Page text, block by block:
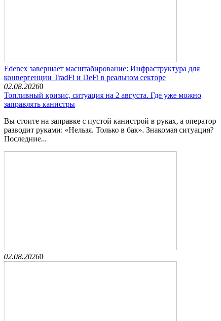
Edenex завершает масштабирование: Инфраструктура для
конвергенции TradFi и DeFi в реальном секторе
02.08.20260
Топливный кризис, ситуация на 2 августа. Где уже можно
заправлять канистры
Вы стоите на заправке с пустой канистрой в руках, а оператор
разводит руками: «Нельзя. Только в бак». Знакомая ситуация?
Последние...
02.08.20260